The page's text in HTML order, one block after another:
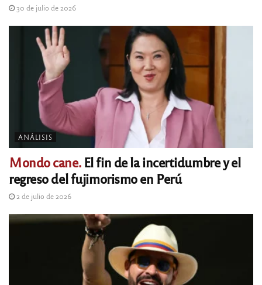
30 de julio de 2026
ANÁLISIS
Mondo cane.El fin de la incertidumbre y el
regreso del fujimorismo en Perú
2 de julio de 2026